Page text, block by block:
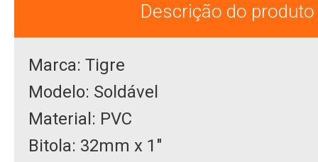
Descrição do produto
Marca: Tigre
Modelo: Soldável
Material: PVC
Bitola: 32mm x 1"